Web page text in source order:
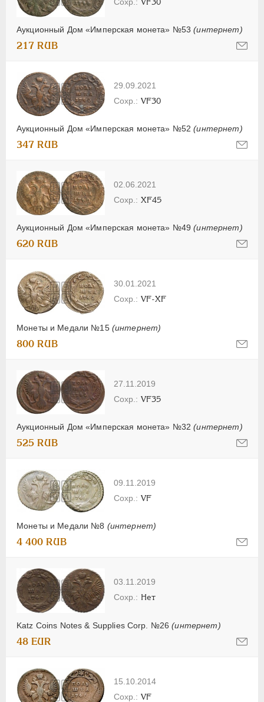
Аукционный Дом «Имперская монета» №53(интернет)
217 RUB
29.09.2021
Аукционный Дом «Имперская монета» №52(интернет)
VF30
347 RUB
02.06.2021
Аукционный Дом «Имперская монета» №49(интернет)
XF45
620 RUB
30.01.2021
Монеты и Медали №15 (интернет)
VF-XF
800 RUB
27.11.2019
Аукционный Дом «Имперская монета» №32(интернет)
VF35
525 RUB
09.11.2019
Монеты и Медали №8 (интернет)
VF
4 400 RUB
03.11.2019
Katz Coins Notes & Supplies Corp. №26(интернет)
Нет
48 EUR
15.10.2014
VF